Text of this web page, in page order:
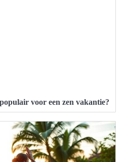
voor een zen vakantie?